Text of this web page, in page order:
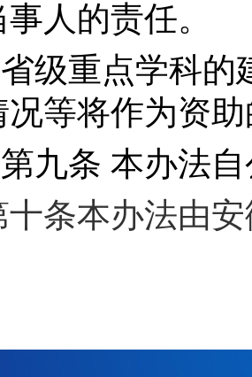
人的责任。
重点学科的建
况等将作为资
条 本办法自
条本办法由